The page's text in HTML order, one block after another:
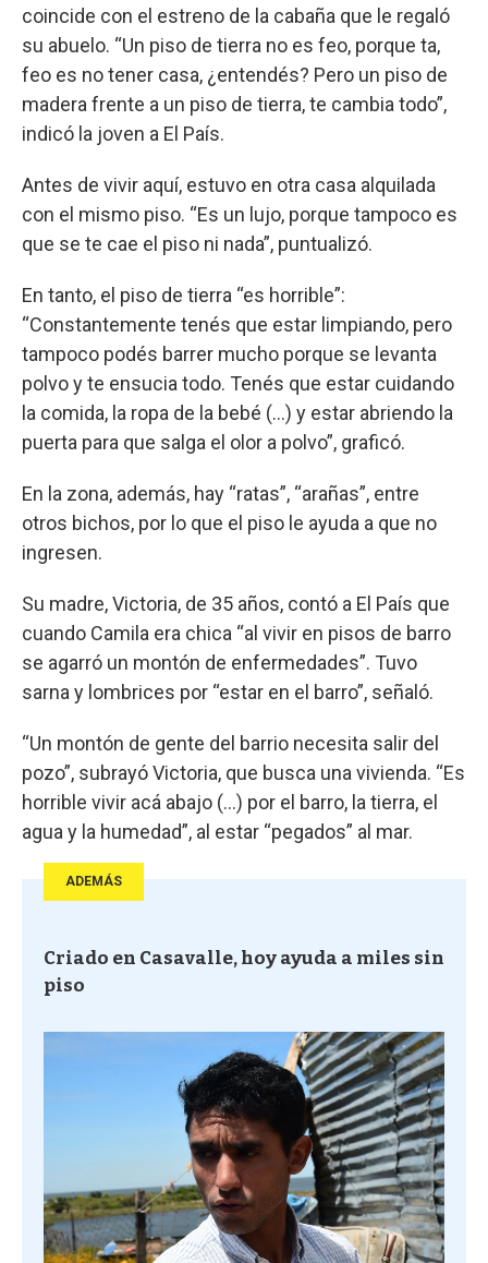
coincide con el estreno de la cabaña que le regaló
su abuelo. “Un piso de tierra no es feo, porque ta,
feo es no tener casa, ¿entendés? Pero un piso de
madera frente a un piso de tierra, te cambia todo”,
indicó la joven a El País.
Antes de vivir aquí, estuvo en otra casa alquilada
con el mismo piso. “Es un lujo, porque tampoco es
que se te cae el piso ni nada”, puntualizó.
En tanto, el piso de tierra “es horrible”:
“Constantemente tenés que estar limpiando, pero
tampoco podés barrer mucho porque se levanta
polvo y te ensucia todo. Tenés que estar cuidando
la comida, la ropa de la bebé (...) y estar abriendo la
puerta para que salga el olor a polvo”, graficó.
En la zona, además, hay “ratas”, “arañas”, entre
otros bichos, por lo que el piso le ayuda a que no
ingresen.
Su madre, Victoria, de 35 años, contó a El País que
cuando Camila era chica “al vivir en pisos de barro
se agarró un montón de enfermedades”. Tuvo
sarna y lombrices por “estar en el barro”, señaló.
“Un montón de gente del barrio necesita salir del
pozo”, subrayó Victoria, que busca una vivienda. “Es
horrible vivir acá abajo (...) por el barro, la tierra, el
agua y la humedad”, al estar “pegados” al mar.
ADEMÁS
Criado en Casavalle, hoy ayuda a miles sin
piso